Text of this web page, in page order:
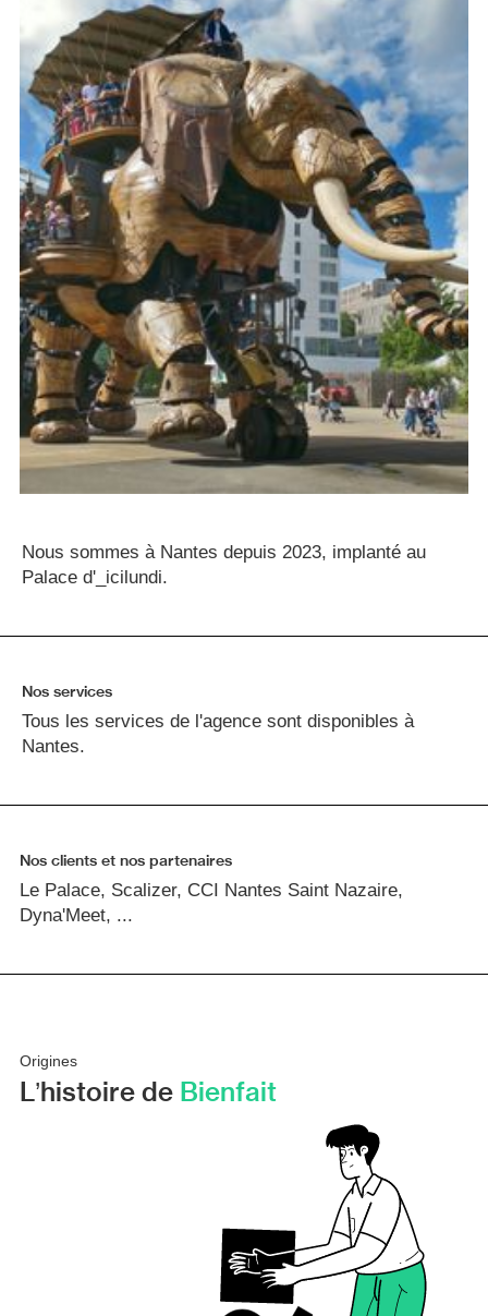
Nous sommes à Nantes depuis 2023, implanté au
Palace d'_icilundi.
Nos services
Tous les services de l'agence sont disponibles à
Nantes.
Nos clients et nos partenaires
Le Palace, Scalizer, CCI Nantes Saint Nazaire,
Dyna'Meet, ...
Origines
L’histoire de Bienfait